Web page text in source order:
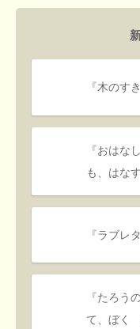
『木のす
『おはな
も、はなす
『ラブレ
『たろう
て、ぼく